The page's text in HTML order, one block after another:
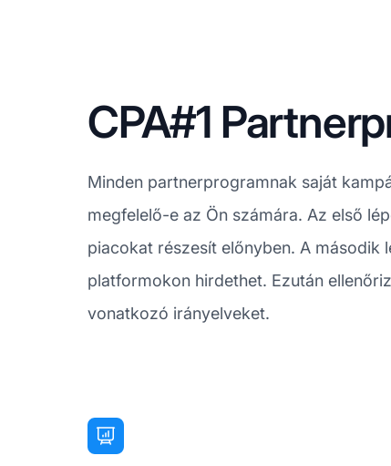
CPA#1
Minden partnerprogramnak saját
megfelelő-e az Ön számára. Az első
piacokat részesít előnyben. A második
platformokon hirdethet. Ezután
vonatkozó irányelveket.